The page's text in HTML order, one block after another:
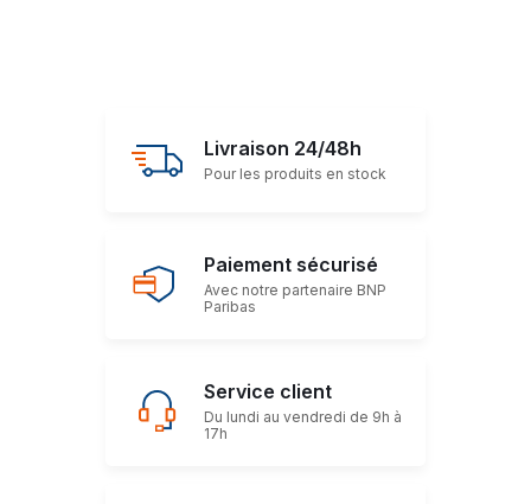
Livraison 24/48h
Pour les produits en stock
Paiement sécurisé
Avec notre partenaire BNP
Paribas
Service client
Du lundi au vendredi de 9h à
17h